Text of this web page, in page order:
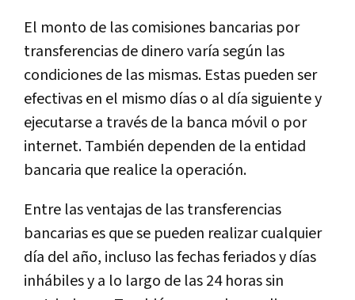
El monto de las comisiones bancarias por
transferencias de dinero varía según las
condiciones de las mismas. Estas pueden ser
efectivas en el mismo días o al día siguiente y
ejecutarse a través de la banca móvil o por
internet. También dependen de la entidad
bancaria que realice la operación.
Entre las ventajas de las transferencias
bancarias es que se pueden realizar cualquier
día del año, incluso las fechas feriados y días
inhábiles y a lo largo de las 24 horas sin